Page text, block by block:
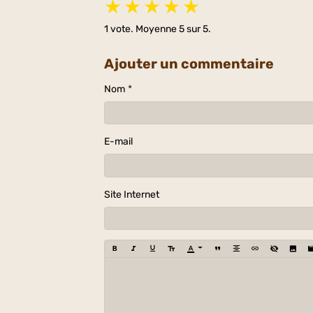
★ ★ ★ ★ ★
1 vote. Moyenne5sur 5.
Ajouter un commentaire
Nom
E-mail
Site Internet